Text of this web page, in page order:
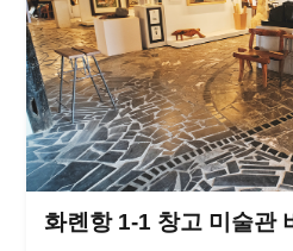
화롄항 1-1 창고 미술관